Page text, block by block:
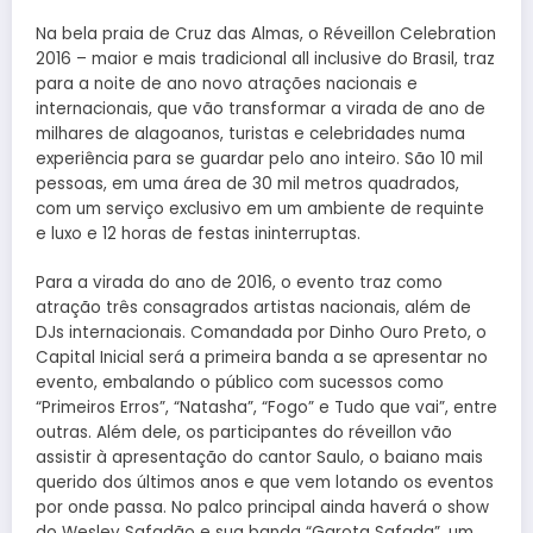
Na bela praia de Cruz das Almas, o Réveillon Celebration
2016 – maior e mais tradicional all inclusive do Brasil, traz
para a noite de ano novo atrações nacionais e
internacionais, que vão transformar a virada de ano de
milhares de alagoanos, turistas e celebridades numa
experiência para se guardar pelo ano inteiro. São 10 mil
pessoas, em uma área de 30 mil metros quadrados,
com um serviço exclusivo em um ambiente de requinte
e luxo e 12 horas de festas ininterruptas.
Para a virada do ano de 2016, o evento traz como
atração três consagrados artistas nacionais, além de
DJs internacionais. Comandada por Dinho Ouro Preto, o
Capital Inicial será a primeira banda a se apresentar no
evento, embalando o público com sucessos como
“Primeiros Erros”, “Natasha”, “Fogo” e Tudo que vai”, entre
outras. Além dele, os participantes do réveillon vão
assistir à apresentação do cantor Saulo, o baiano mais
querido dos últimos anos e que vem lotando os eventos
por onde passa. No palco principal ainda haverá o show